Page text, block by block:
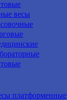
весы
платформенные